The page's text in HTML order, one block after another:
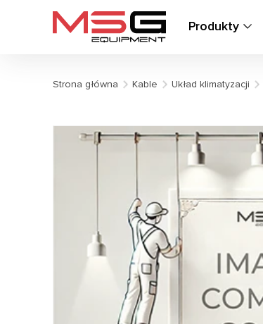
Produkty
Strona główna Kable Układ klimatyzacji